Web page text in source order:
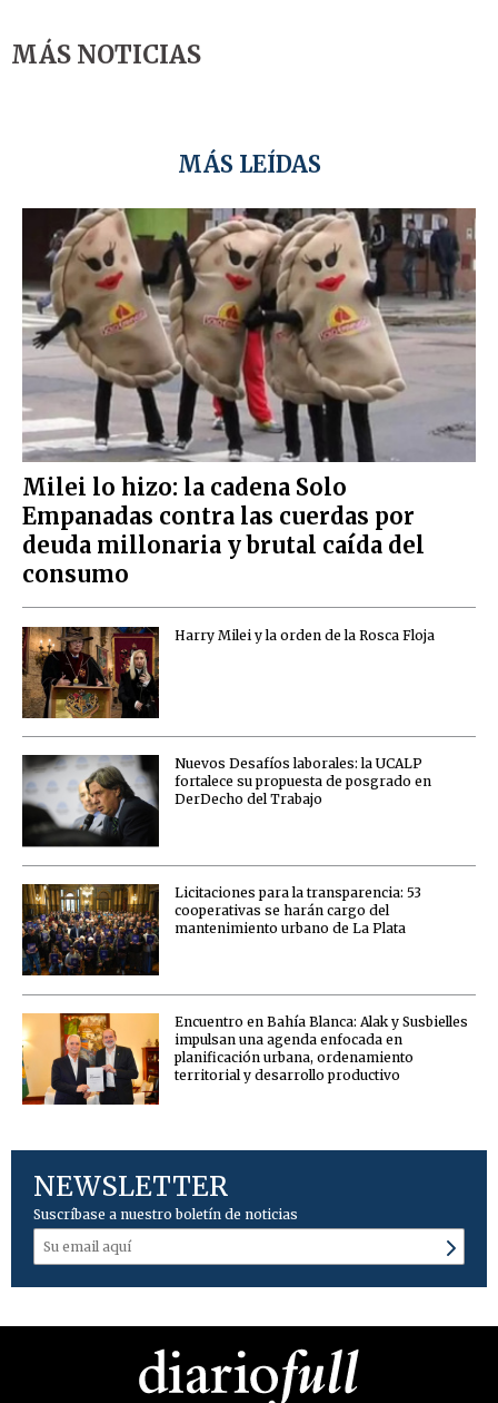
MÁS NOTICIAS
MÁS LEÍDAS
Milei lo hizo: la cadena Solo
Empanadas contra las cuerdas por
deuda millonaria y brutal caída del
consumo
Harry Milei y la orden de la Rosca Floja
Nuevos Desafíos laborales: la UCALP
fortalece su propuesta de posgrado en
DerDecho del Trabajo
Licitaciones para la transparencia: 53
cooperativas se harán cargo del
mantenimiento urbano de La Plata
Encuentro en Bahía Blanca: Alak y Susbielles
impulsan una agenda enfocada en
planificación urbana, ordenamiento
territorial y desarrollo productivo
NEWSLETTER
Suscríbase a nuestro boletín de noticias